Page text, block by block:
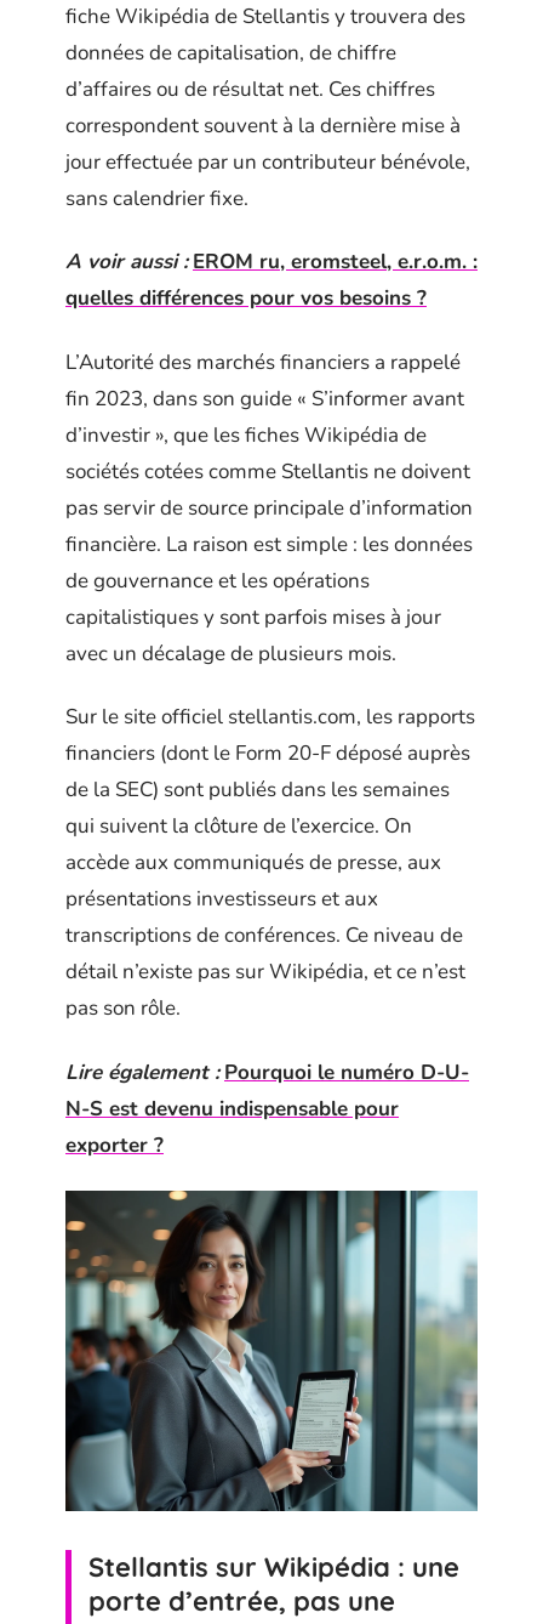
fiche Wikipédia de Stellantis y trouvera des
données de capitalisation, de chiffre
d’affaires ou de résultat net. Ces chiffres
correspondent souvent à la dernière mise à
jour effectuée par un contributeur bénévole,
sans calendrier fixe.
A voir aussi : EROM ru, eromsteel, e.r.o.m. :
quelles différences pour vos besoins ?
L’Autorité des marchés financiers a rappelé
fin 2023, dans son guide « S’informer avant
d’investir », que les fiches Wikipédia de
sociétés cotées comme Stellantis ne doivent
pas servir de source principale d’information
financière. La raison est simple : les données
de gouvernance et les opérations
capitalistiques y sont parfois mises à jour
avec un décalage de plusieurs mois.
Sur le site officiel stellantis.com, les rapports
financiers (dont le Form 20-F déposé auprès
de la SEC) sont publiés dans les semaines
qui suivent la clôture de l’exercice. On
accède aux communiqués de presse, aux
présentations investisseurs et aux
transcriptions de conférences. Ce niveau de
détail n’existe pas sur Wikipédia, et ce n’est
pas son rôle.
Lire également : Pourquoi le numéro D-U-
N-S est devenu indispensable pour
exporter ?
Stellantis sur Wikipédia : une
porte d’entrée, pas une